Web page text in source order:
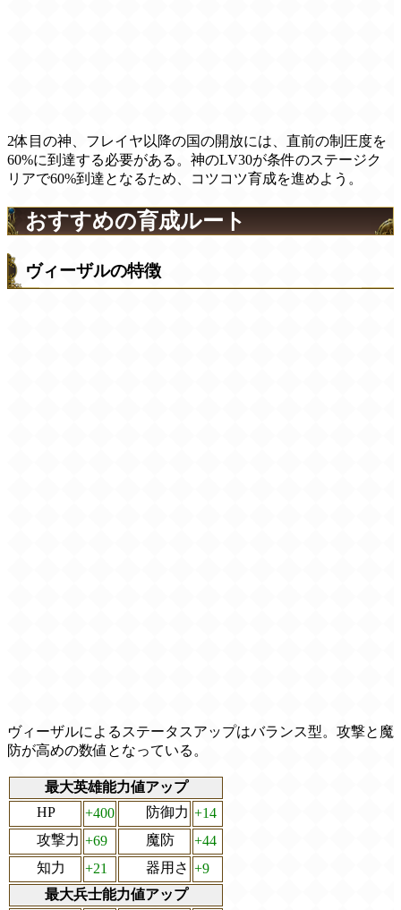
2体目の神、フレイヤ以降の国の開放には、直前の制圧度を
60%に到達する必要がある。神のLV30が条件のステージク
リアで60%到達となるため、コツコツ育成を進めよう。
おすすめの育成ルート
ヴィーザルの特徴
ヴィーザルによるステータスアップはバランス型。攻撃と魔
防が高めの数値となっている。
最大英雄能力値アップ
HP
+400 防御力 +14
攻撃力 +69 魔防
+44
知力
+21 器用さ +9
最大兵士能力値アップ